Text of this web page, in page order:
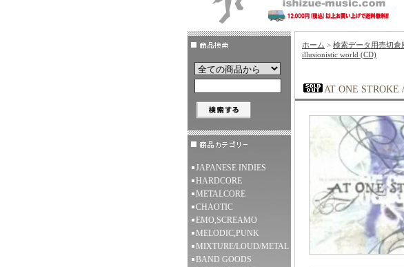
JAPANESE INDIES
HARDCORE
METALCORE
CHAOTIC
EMO,SCREAMO
MELODIC,PUNK
MIXTURE/LOUD/METAL
BAND GOODS
ホーム > 検索データ用売切倉
illusionistic world (CD)
AT ONE STROKE